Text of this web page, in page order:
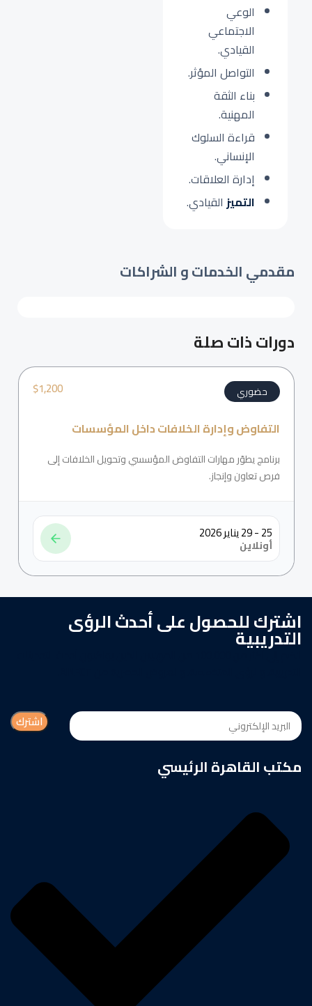
الوعي
الاجتماعي
القيادي.
التواصل المؤثر.
بناء الثقة
المهنية.
قراءة السلوك
الإنساني.
إدارة العلاقات.
التميز القيادي.
مقدمي الخدمات و الشراكات
دورات ذات صلة
$1,200 حضوري
التفاوض وإدارة الخلافات داخل المؤسسات
برنامج يطوّر مهارات التفاوض المؤسسي وتحويل الخلافات إلى
فرص تعاون وإنجاز.
25 - 29 يناير 2026
أونلاين
اشترك للحصول على أحدث الرؤى
التدريبية
مكتب القاهرة الرئيسي